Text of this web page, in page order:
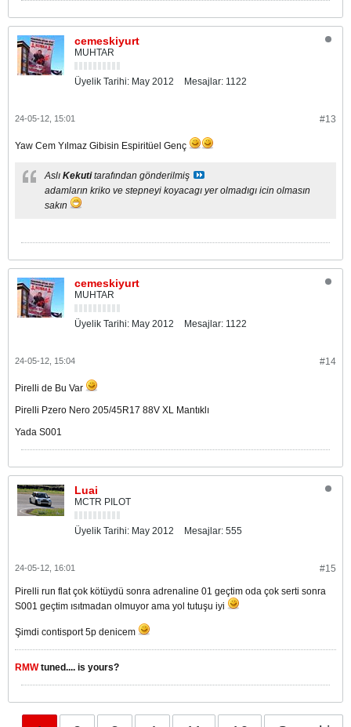
cemeskiyurt
MUHTAR
Üyelik Tarihi: May 2012 Mesajlar: 1122
#13
24-05-12, 15:01
Yaw Cem Yılmaz Gibisin Espiritüel Genç
Aslı Kekutitarafından gönderilmiş
adamların kriko ve stepneyi koyacagı yer olmadıgı icin olmasın
sakın
cemeskiyurt
MUHTAR
Üyelik Tarihi: May 2012 Mesajlar: 1122
#14
24-05-12, 15:04
Pirelli de Bu Var
Pirelli Pzero Nero 205/45R17 88V XL Mantıklı
Yada S001
Luai
MCTR PILOT
Üyelik Tarihi: May 2012 Mesajlar: 555
#15
24-05-12, 16:01
Pirelli run flat çok kötüydü sonra adrenaline 01 geçtim oda çok serti sonra
S001 geçtim ısıtmadan olmuyor ama yol tutuşu iyi
Şimdi contisport 5p denicem
RMWtuned.... is yours?